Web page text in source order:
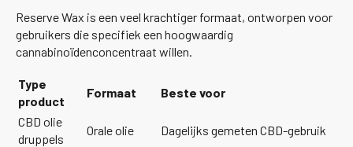
Reserve Wax is een veel krachtiger formaat, ontworpen voor
gebruikers die specifiek een hoogwaardig
cannabinoïdenconcentraat willen.
Type
product
Formaat
Beste voor
CBD olie
druppels
Orale olie Dagelijks gemeten CBD-gebruik